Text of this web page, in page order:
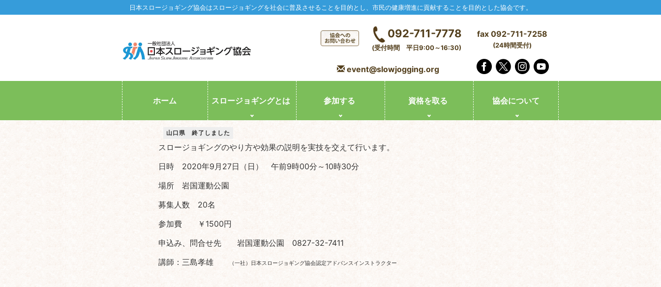
日本スロージョギング協会はスロージョギングを社会に普及させることを目的とし、市民の健康増進に貢献することを目的とした協会です。
092-711-7778
(受付時間 平日9:00～16:30)
fax 092-711-7258
(24時間受付)
event@slowjogging.org
ホーム スロージョギングとは 参加する 資格を取る 協会について
山口県 終了しました
スロージョギングのやり方や効果の説明を実技を交えて行います。
日時 2020年9月27日（日） 午前9時00分～10時30分
場所 岩国運動公園
募集人数 20名
参加費 ￥1500円
申込み、問合せ先 岩国運動公園 0827-32-7411
講師：三島孝雄
（一社）日本スロージョギング協会認定アドバンスインストラクター